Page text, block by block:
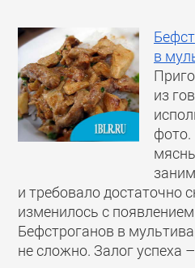
в
из
фото.
и требовало достаточно
изменилось с
Бефстроганов в
не сложно. Залог успеха